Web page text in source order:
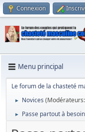
Connexion
Menu principal
Le forum de la chasteté
► Novices (Modérateurs:
► Passe partout à